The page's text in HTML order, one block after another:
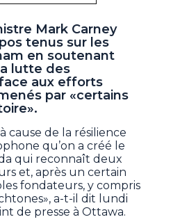
Mark Carney
tenus sur les
en soutenant
lutte des
aux efforts
par «certains
cause de la résilience
qu’on a créé le
qui reconnaît deux
et, après un certain
fondateurs, y compris
a-t-il dit lundi
de presse à Ottawa.